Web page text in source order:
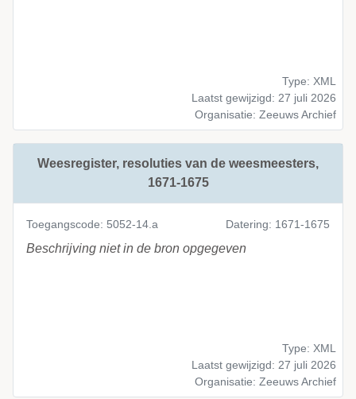
Type: XML
Laatst gewijzigd: 27 juli 2026
Organisatie: Zeeuws Archief
Weesregister, resoluties van de weesmeesters,
1671-1675
Toegangscode: 5052-14.a Datering: 1671-1675
Beschrijving niet in de bron opgegeven
Type: XML
Laatst gewijzigd: 27 juli 2026
Organisatie: Zeeuws Archief